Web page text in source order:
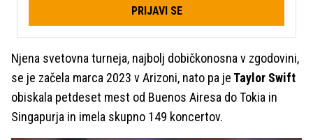
PRIJAVI SE
Njena svetovna turneja, najbolj dobičkonosna v zgodovini,
se je začela marca 2023 v Arizoni, nato pa je Taylor Swift
obiskala petdeset mest od Buenos Airesa do Tokia in
Singapurja in imela skupno 149 koncertov.